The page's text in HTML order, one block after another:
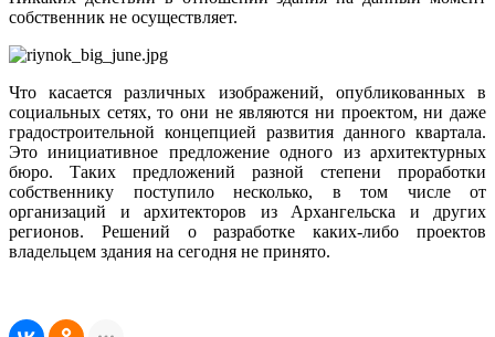
собственник не осуществляет.
Что касается различных изображений, опубликованных в
социальных сетях, то они не являются ни проектом, ни даже
градостроительной концепцией развития данного квартала.
Это инициативное предложение одного из архитектурных
бюро. Таких предложений разной степени проработки
собственнику поступило несколько, в том числе от
организаций и архитекторов из Архангельска и других
регионов. Решений о разработке каких-либо проектов
владельцем здания на сегодня не принято.